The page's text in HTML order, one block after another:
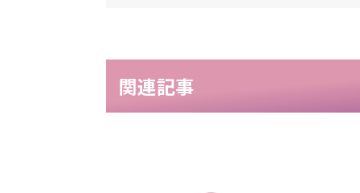
関連記事